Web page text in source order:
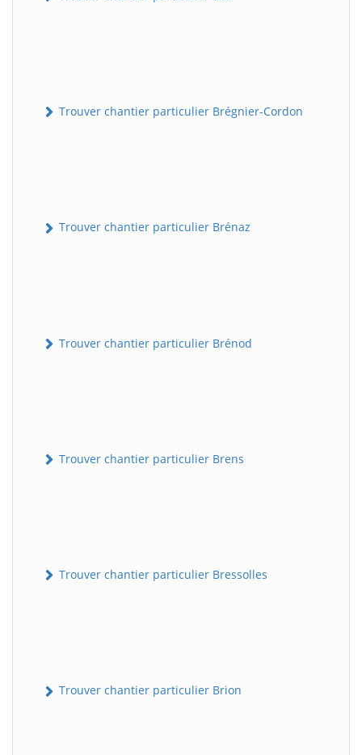
Trouver chantier particulier Brégnier-Cordon
Trouver chantier particulier Brénaz
Trouver chantier particulier Brénod
Trouver chantier particulier Brens
Trouver chantier particulier Bressolles
Trouver chantier particulier Brion